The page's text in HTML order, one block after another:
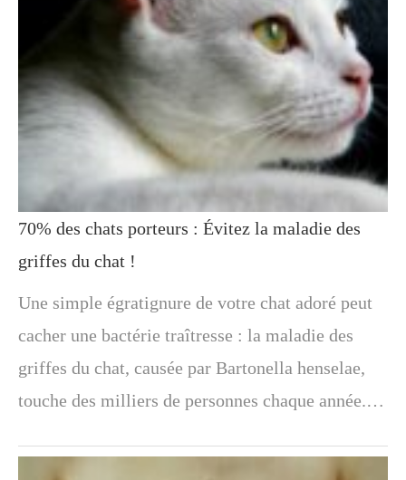
70% des chats porteurs : Évitez la maladie des
griffes du chat !
Une simple égratignure de votre chat adoré peut
cacher une bactérie traîtresse : la maladie des
griffes du chat, causée par Bartonella henselae,
touche des milliers de personnes chaque année.…